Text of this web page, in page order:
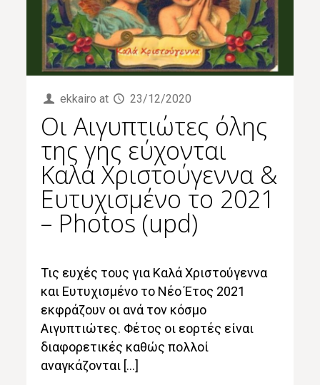
ekkairo at 23/12/2020
Οι Αιγυπτιώτες όλης
της γης εύχονται
Καλά Χριστούγεννα &
Eυτυχισμένο το 2021
– Photos (upd)
Τις ευχές τους για Καλά Χριστούγεννα
και Ευτυχισμένο το Νέο Έτος 2021
εκφράζουν οι ανά τον κόσμο
Αιγυπτιώτες. Φέτος οι εορτές είναι
διαφορετικές καθώς πολλοί
αναγκάζονται […]